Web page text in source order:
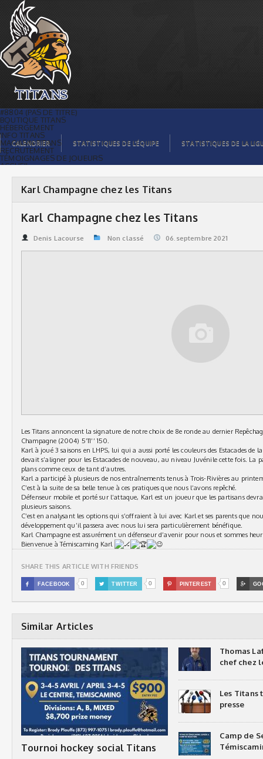
Karl Champagne chez les Titans |
Titans de témiscaming
#8804 (PAS DE TITRE)
BOUTIQUE TITANS
HÉBERGEMENT
INFO TITANS
MAGASIN TITANS
RECRUTEMENT
TÉMOIGNAGES DE JOUEURS
ACCUEIL
GALERIE PHOTOS
STATISTIQUES
ORGANISATION
CALENDRIER
COMMANDITAIRES
STATISTIQUES DE LA LIGUE
CALENDRIER STATISTIQUES DE L’ÉQUIPE STATISTIQUES DE LA
Karl Champagne chez les Titans
Karl Champagne chez les Titans
Denis Lacourse Non classé 06.septembre 2021
Les Titans annoncent la signature de notre choix de 8e ronde au dernier
Champagne (2004) 5’11’’ 150.
Karl à joué 3 saisons en LHPS, lui qui a aussi porté les couleurs des Estacades de
devait s’aligner pour les Estacades de nouveau, au niveau Juvénile cette fois. La
plans comme ceux de tant d’autres.
Karl a participé à plusieurs de nos entraînements tenus à Trois-Rivières au
C’est à la suite de sa belle tenue à ces pratiques que nous l’avons repêché.
Défenseur mobile et porté sur l’attaque, Karl est un joueur que les partisans
plusieurs saisons.
C’est en analysant les options qui s’offraient à lui avec Karl et ses parents que
développement qu’il passera avec nous lui sera particulièrement bénéfique.
Karl Champagne est assurément un défenseur d’avenir pour nous et sommes
Bienvenue à Témiscaming Karl
SHARE THIS ARTICLE WITH FRIENDS
 FACEBOOK 0  TWITTER 0  PINTEREST 0 
Similar Articles
Tournoi hockey social Titans
Thomas
chef chez
Les Titans
presse
Camp de